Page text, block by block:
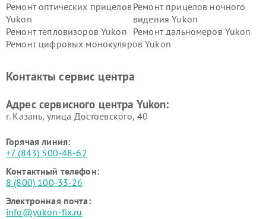
Ремонт оптических прицелов
Yukon
Ремонт прицелов ночного
видения Yukon
Ремонт тепловизоров Yukon Ремонт дальномеров Yukon
Ремонт цифровых монокуляров Yukon
Контакты сервис центра
Адрес сервисного центра Yukon:
г. Казань, улица Достоевского, 40
Горячая линия:
+7 (843) 500-48-62
Контактный телефон:
8 (800) 100-33-26
Электронная почта:
info@yukon-fix.ru